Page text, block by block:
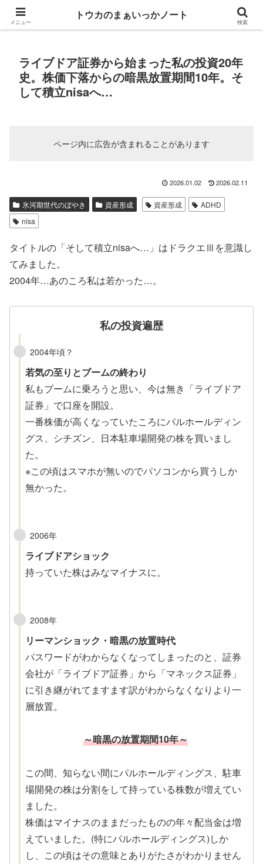
投資が趣味の軽いADHD持ち就職氷河期世代・独身女ブログ
ライブドア証券から始まった私の投資20年
史。株価下落からの暗黒放置期間10年。そ
して積立nisaへ…
ページ内に広告が含まれることがあります
2026.01.02 2026.02.11
氷河期世代のぼやき 資産形成 資産形成
ADHD
nisa
タイトルの「そして積立nisaへ…」はドラクエⅢを意識し
てみました。
2004年…あのころ私は若かった…。
私の投資遍歴
2004年頃？
若気の至りとブームの終わり
私もブームに乗ろうと思い、今は無き「ライブドア
証券」で口座を開設。
一番株価が高くなっていたころにパルホールディン
グス、シチズン、日本駐車場開発の株を買いまし
た。
※この頃はスマホが無いのでパソコンから買うしか
無かった。
2006年
ライブドアショック
持っていた株はみなマイナスに。
2008年
リーマンショック・ 暗黒の放置時代
パスワードがわからなくなってしまったのと、証券
会社が「ライブドア証券」から「マネックス証券」
に引き継がれてますます訳がわからなくなりより一
層放置。
～暗黒の放置期間10年～
この間、知らない間にパルホールディングス、駐車
場開発の株は分割をして持っている株数が増えてい
ました。
株価はマイナスのままだったものの年々配当金は増
えていました。(特にパルホールディングス)しか
し、この頃はその意味とありがたさがわかりません
メニュー
トウカのまぁいっかノート
検索